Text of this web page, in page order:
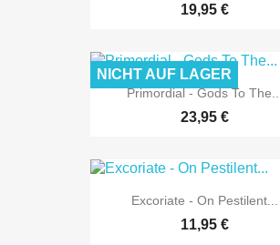
19,95 €
Primordial - Gods To The...
23,95 €
NICHT AUF LAGER
Excoriate - On Pestilent...
11,95 €